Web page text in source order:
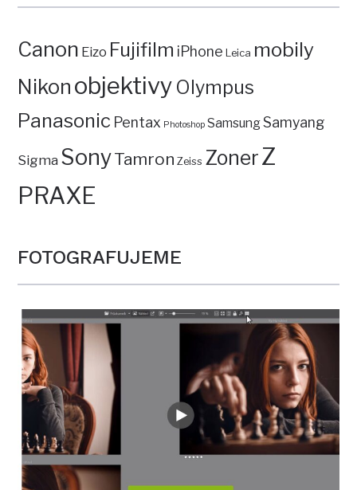
Canon Eizo Fujifilm iPhone Leica mobily
Nikon objektivy Olympus
Panasonic Pentax Photoshop SamsungSamyang
Sigma SonyTamron Zeiss ZonerZ
PRAXE
FOTOGRAFUJEME